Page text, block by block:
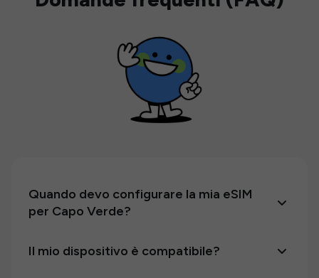
Quando devo configurare la mia eSIM
per Capo Verde?
Il mio dispositivo è compatibile?